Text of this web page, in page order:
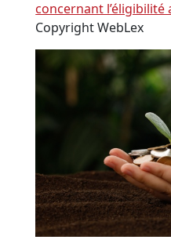
concernant l’éligibilité
Copyright WebLex